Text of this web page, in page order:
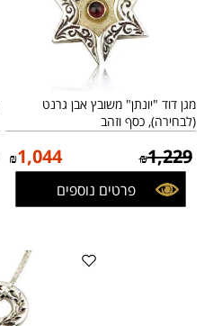
מגן דוד "יונתן" משובץ אבן גרנט
(לבחירה), כסף וזהב
₪1,229
₪1,044
פרטים נוספים